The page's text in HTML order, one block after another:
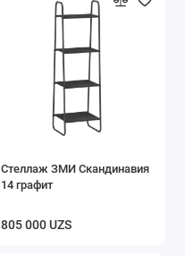
Стеллаж ЗМИ Скандинавия
14 графит
805 000 UZS